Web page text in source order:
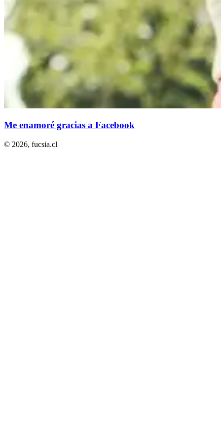
Me enamoré gracias a Facebook
© 2026, fucsia.cl